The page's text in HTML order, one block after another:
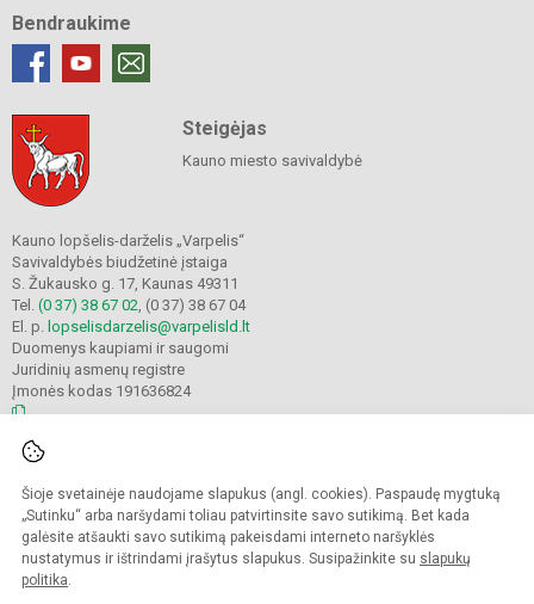
Šioje svetainėje naudojame slapukus (angl. cookies). Paspaudę mygtuką
„Sutinku“ arba naršydami toliau patvirtinsite savo sutikimą. Bet kada
galėsite atšaukti savo sutikimą pakeisdami interneto naršyklės
nustatymus ir ištrindami įrašytus slapukus. Susipažinkite su slapukų
politika.
Bendraukime
Steigėjas
Kauno miesto savivaldybė
Kauno lopšelis-darželis „Varpelis“
Savivaldybės biudžetinė įstaiga
S. Žukausko g. 17, Kaunas 49311
Tel. (0 37) 38 67 02 , (0 37) 38 67 04
El. p. lopselisdarzelis@varpelisld.lt
Duomenys kaupiami ir saugomi
Juridinių asmenų registre
Įmonės kodas 191636824
Kopijuoti turinį be raštiško įstaigos administracijos sutikimo griežtai draudžiama.
Prieinamumo paraiška Slapukų politika
Sumanus būdas atnaujinti